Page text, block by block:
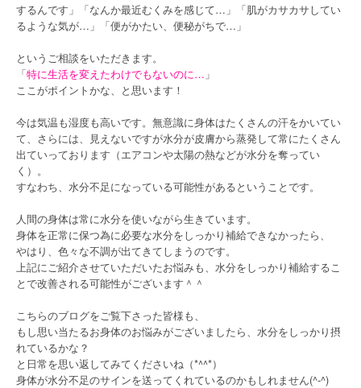
するんです」「なんか最近むくみを感じて…」「肌がカサカサしてい
るような気が…」「便がかたい、便秘がちで…」
というご相談をいただきます。
「特に生活を変えたわけでもないのに… 」
ここがポイントかな、と思います！
今は気温も湿度も高いです。無意識に身体はたくさんの汗をかいてい
て、さらには、見えないですが水分が皮膚から蒸発して常にたくさん
出ていっております（エアコンや太陽の熱などが水分を奪ってい
く）。
すなわち、水分不足になっている可能性があるということです。
人間の身体は常に水分を使いながら生きています。
身体を正常に保つ為に必要な水分をしっかり補給できなかったら、
やはり、色々な不調が出てきてしまうのです。
上記にご紹介させていただいたお悩みも、水分をしっかり補給するこ
とで改善される可能性がございます＾＾
こちらのブログをご覧下さった皆様も、
もし思い当たるお身体のお悩みがございましたら、水分をしっかり摂
れているかな？
と日常を思い返してみてくださいね（*^^*）
身体が水分不足のサインを送ってくれているのかもしれません(^-^)